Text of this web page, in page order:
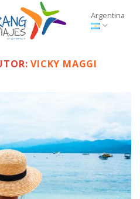
Argentina
VICKY MAGGI